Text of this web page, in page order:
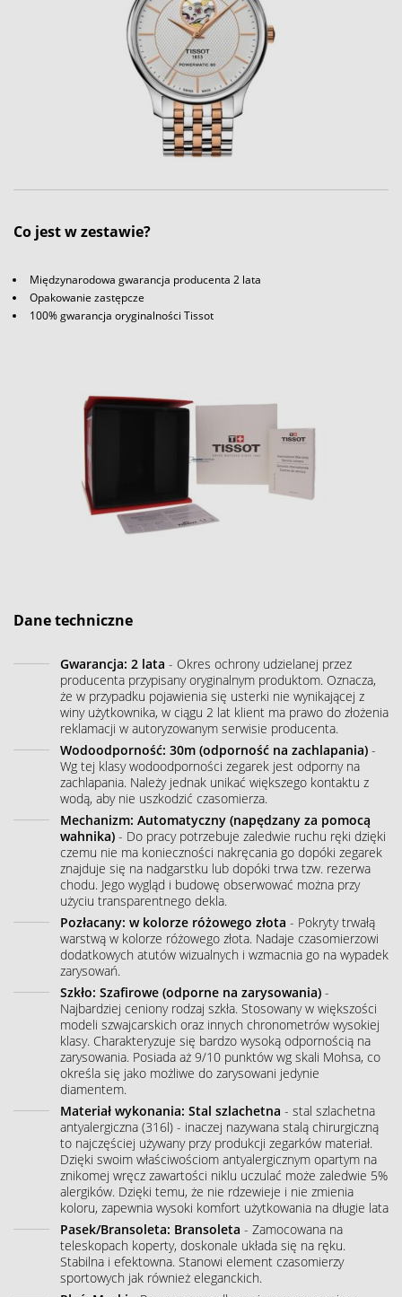
Co jest w zestawie?
Międzynarodowa gwarancja producenta 2 lata
Opakowanie zastępcze
100% gwarancja oryginalności Tissot
Dane techniczne
Gwarancja: 2 lata - Okres ochrony udzielanej przez
producenta przypisany oryginalnym produktom. Oznacza,
że w przypadku pojawienia się usterki nie wynikającej z
winy użytkownika, w ciągu 2 lat klient ma prawo do złożenia
reklamacji w autoryzowanym serwisie producenta.
Wodoodporność: 30m (odporność na zachlapania) -
Wg tej klasy wodoodporności zegarek jest odporny na
zachlapania. Należy jednak unikać większego kontaktu z
wodą, aby nie uszkodzić czasomierza.
Mechanizm: Automatyczny (napędzany za pomocą
wahnika) - Do pracy potrzebuje zaledwie ruchu ręki dzięki
czemu nie ma konieczności nakręcania go dopóki zegarek
znajduje się na nadgarstku lub dopóki trwa tzw. rezerwa
chodu. Jego wygląd i budowę obserwować można przy
użyciu transparentnego dekla.
Pozłacany: w kolorze różowego złota - Pokryty trwałą
warstwą w kolorze różowego złota. Nadaje czasomierzowi
dodatkowych atutów wizualnych i wzmacnia go na wypadek
zarysowań.
Szkło: Szafirowe (odporne na zarysowania) -
Najbardziej ceniony rodzaj szkła. Stosowany w większości
modeli szwajcarskich oraz innych chronometrów wysokiej
klasy. Charakteryzuje się bardzo wysoką odpornością na
zarysowania. Posiada aż 9/10 punktów wg skali Mohsa, co
określa się jako możliwe do zarysowani jedynie
diamentem.
Materiał wykonania: Stal szlachetna - stal szlachetna
antyalergiczna (316l) - inaczej nazywana stalą chirurgiczną
to najczęściej używany przy produkcji zegarków materiał.
Dzięki swoim właściwościom antyalergicznym opartym na
znikomej wręcz zawartości niklu uczulać może zaledwie 5%
alergików. Dzięki temu, że nie rdzewieje i nie zmienia
koloru, zapewnia wysoki komfort użytkowania na długie lata
Pasek/Bransoleta: Bransoleta - Zamocowana na
teleskopach koperty, doskonale układa się na ręku.
Stabilna i efektowna. Stanowi element czasomierzy
sportowych jak również eleganckich.